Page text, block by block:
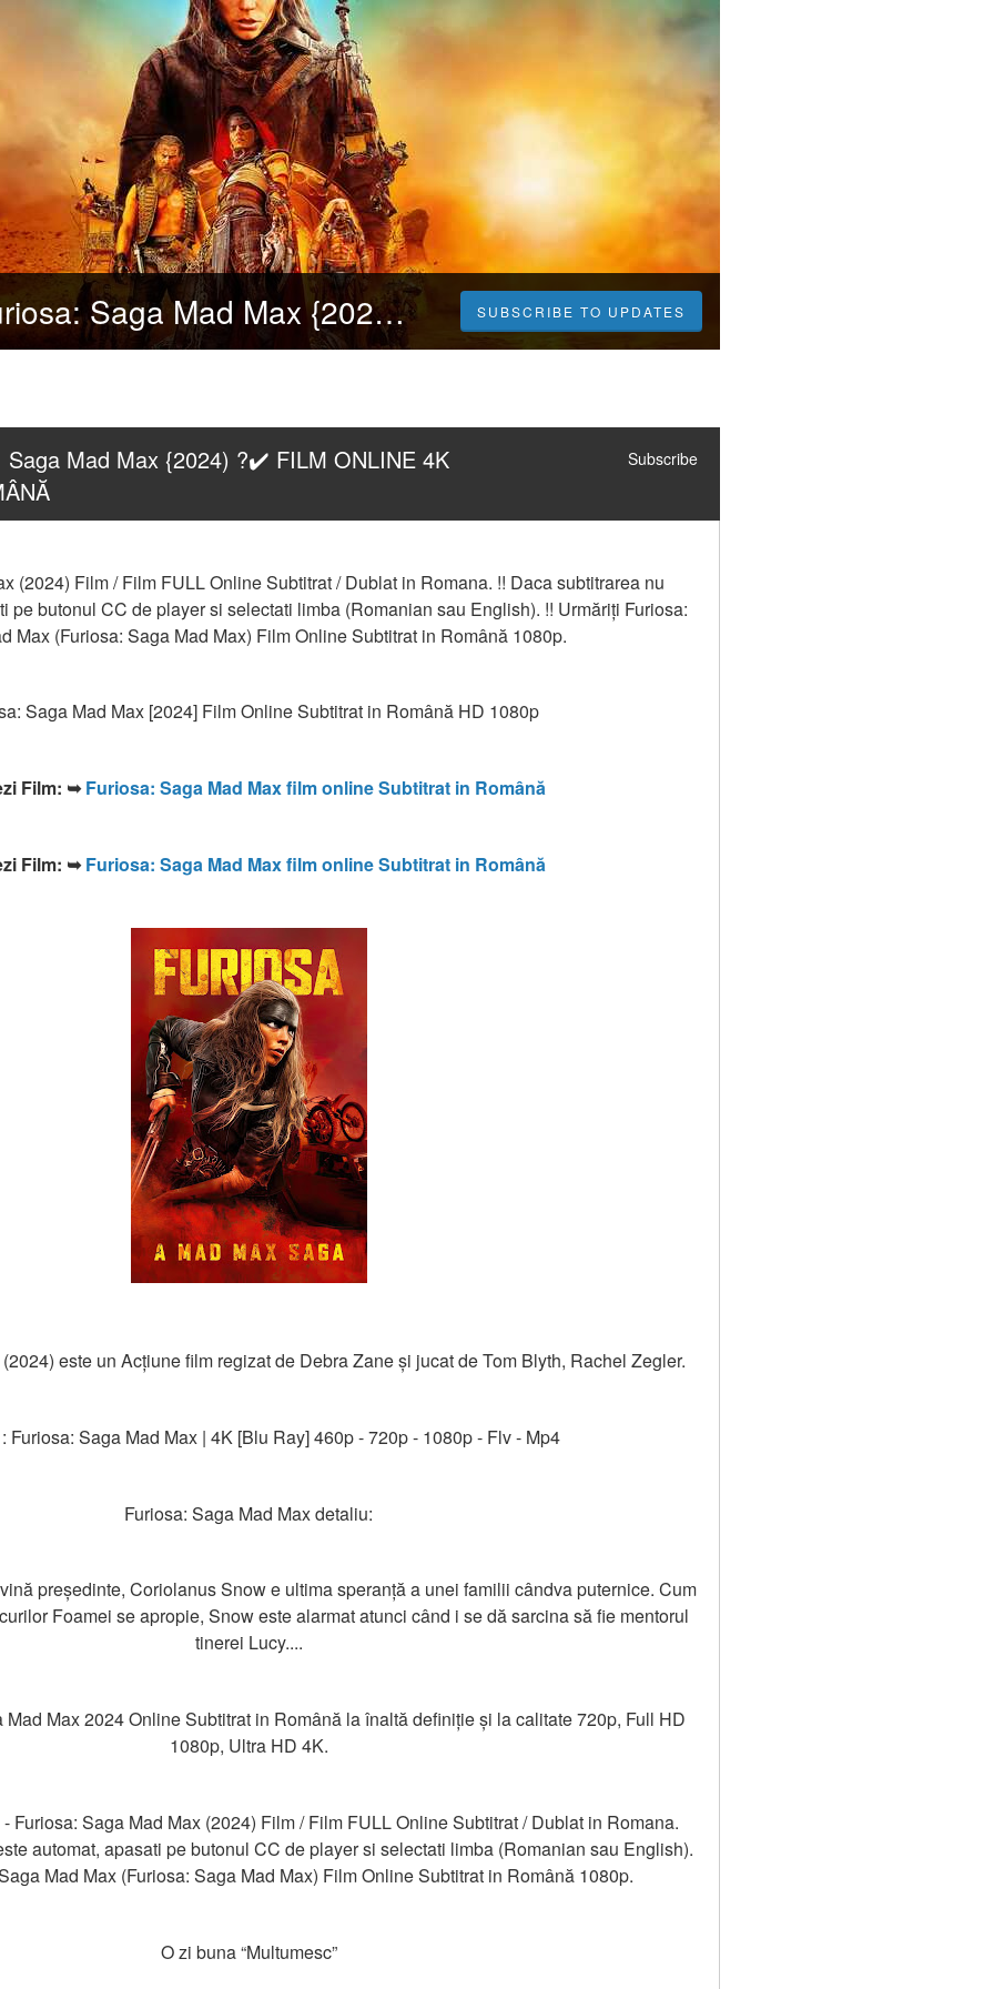
*FILMUL,!▷ Furiosa: Saga Mad Max {2024) ?️✔️ FILM ONLINE 4K SUBTITRAT IN ROMÂNĂ SUBSCRIBE TO UPDATES
Mad Max {2024) ?️✔️ FILM ONLINE 4K
Subscribe
(2024) Film / Film FULL Online Subtitrat / Dublat in Romana. !! Daca subtitrarea nu
pe butonul CC de player si selectati limba (Romanian sau English). !! Urmăriți Furiosa:
Max (Furiosa: Saga Mad Max) Film Online Subtitrat in Română 1080p.
Saga Mad Max [2024] Film Online Subtitrat in Română HD 1080p
Film: ➥ Furiosa: Saga Mad Max film online Subtitrat in Română
Film: ➥ Furiosa: Saga Mad Max film online Subtitrat in Română
este un Acțiune film regizat de Debra Zane și jucat de Tom Blyth, Rachel Zegler.
Furiosa: Saga Mad Max | 4K [Blu Ray] 460p - 720p - 1080p - Flv - Mp4
Furiosa: Saga Mad Max detaliu:
președinte, Coriolanus Snow e ultima speranță a unei familii cândva puternice. Cum
Foamei se apropie, Snow este alarmat atunci când i se dă sarcina să fie mentorul
tinerei Lucy....
Mad Max 2024 Online Subtitrat in Română la înaltă definiție și la calitate 720p, Full HD
1080p, Ultra HD 4K.
Furiosa: Saga Mad Max (2024) Film / Film FULL Online Subtitrat / Dublat in Romana.
automat, apasati pe butonul CC de player si selectati limba (Romanian sau English).
Mad Max (Furiosa: Saga Mad Max) Film Online Subtitrat in Română 1080p.
O zi buna “Multumesc”